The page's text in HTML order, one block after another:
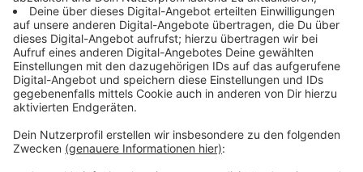
Mehrbettzimmern und nutzen Sammelduschen. Die
Demo startet morgen um 14:30 am Bahnhof in
Münster.
Anzeige
10:50 Uhr - Münster: Earthhour als Zeichen für den
Klimaschutz